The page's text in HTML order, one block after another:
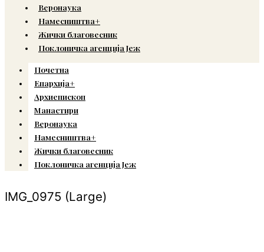
Веронаука
Намесништва+
Жички благовесник
Поклоничка агенција Јеж
Почетна
Епархија+
Архиепископ
Манастири
Веронаука
Намесништва+
Жички благовесник
Поклоничка агенција Јеж
IMG_0975 (Large)